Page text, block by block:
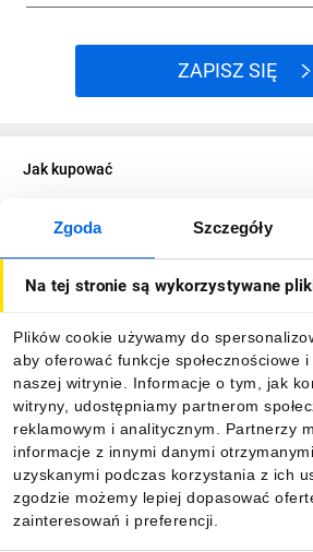
Zgoda Szczegóły
Na tej stronie są wykorzystywane
Plików cookie używamy do
aby oferować funkcje społecznościowe
naszej witrynie. Informacje o tym, jak
witryny, udostępniamy partnerom
reklamowym i analitycznym. Partnerzy
informacje z innymi danymi
uzyskanymi podczas korzystania z ich
zgodzie możemy lepiej dopasować
zainteresowań i preferencji.
ZAPISZ SIĘ
Jak kupować
O firmie
Informacje
Pobierz naszą aplikację